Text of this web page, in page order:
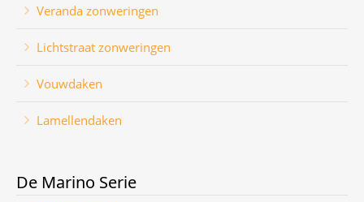
Veranda zonweringen
Lichtstraat zonweringen
Vouwdaken
Lamellendaken
De Marino Serie